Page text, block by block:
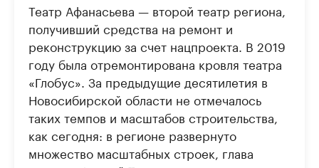
Театр Афанасьева — второй театр региона,
получивший средства на ремонт и
реконструкцию за счет нацпроекта. В 2019
году была отремонтирована кровля театра
«Глобус». За предыдущие десятилетия в
Новосибирской области не отмечалось
таких темпов и масштабов строительства,
как сегодня: в регионе развернуто
множество масштабных строек, глава